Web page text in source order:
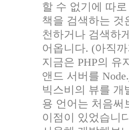
할 수 없기에 따
책을 검색하는 것
천하거나 검색하
어옵니다. (아직
지금은 PHP의 유
앤드 서버를
빅스비의 뷰를 개
용 언어는 처음써
이점이 있었습니